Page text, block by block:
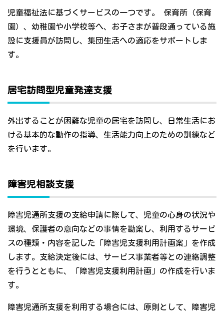
児童福祉法に基づくサービスの一つです。 保育所（保育
園）、幼稚園や小学校等へ、お子さまが普段通っている施
設に支援員が訪問し、集団生活への適応をサポートしま
す。
居宅訪問型児童発達支援
外出することが困難な児童の居宅を訪問し、日常生活にお
ける基本的な動作の指導、生活能力向上のための訓練など
を行います。
障害児相談支援
障害児通所支援の支給申請に際して、児童の心身の状況や
環境、保護者の意向などの事情を勘案し、利用するサービ
スの種類・内容を記した「障害児支援利用計画案」を作成
します。支給決定後には、サービス事業者等との連絡調整
を行うとともに、「障害児支援利用計画」の作成を行いま
す。
障害児通所支援を利用する場合には、原則として、障害児